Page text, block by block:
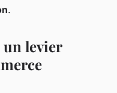
.
levier